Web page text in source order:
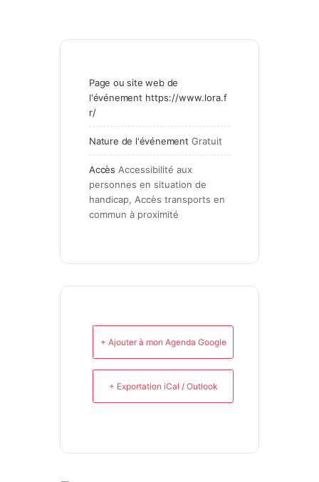
Page ou site web de
l'événement https://www.lora.f
r/
Nature de l'événement Gratuit
Accès Accessibilité aux
personnes en situation de
handicap, Accès transports en
commun à proximité
+ Ajouter à mon Agenda Google
+ Exportation iCal / Outlook